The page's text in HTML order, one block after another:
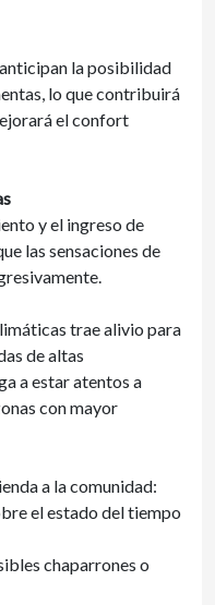
la posibilidad
lo que contribuirá
el confort
y el ingreso de
las sensaciones de
trae alivio para
de altas
a estar atentos a
con mayor
a la comunidad:
el estado del tiempo
chaparrones o